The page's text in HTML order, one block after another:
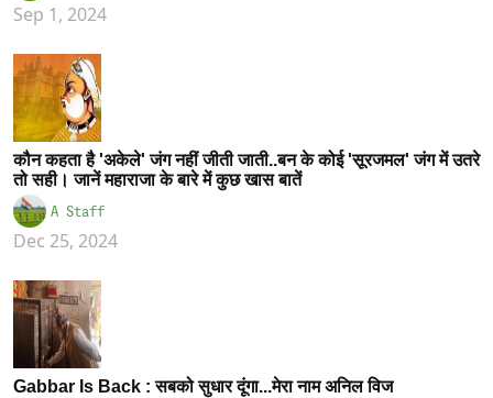
Sep 1, 2024
कौन कहता है 'अकेले' जंग नहीं जीती जाती..बन के कोई 'सूरजमल' जंग में उतरे
तो सही। जानें महाराजा के बारे में कुछ खास बातें
A Staff
Dec 25, 2024
Gabbar Is Back : सबको सुधार दूंगा...मेरा नाम अनिल विज